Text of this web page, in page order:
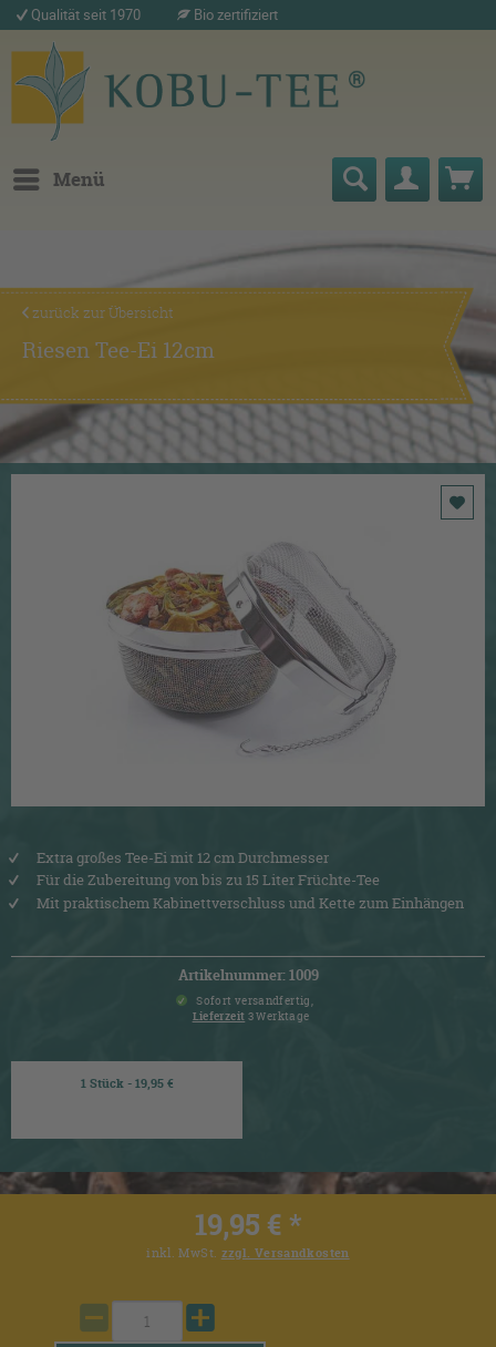
Qualität seit 1970 Bio zertifiziert
Menü
zurück zur Übersicht
Riesen Tee-Ei 12cm
Extra großes Tee-Ei mit 12 cm Durchmesser
Für die Zubereitung von bis zu 15 Liter Früchte-Tee
Mit praktischem Kabinettverschluss und Kette zum Einhängen
Artikelnummer: 1009
Sofort versandfertig,
Lieferzeit 3 Werktage
1 Stück - 19,95 €
19,95 € *
inkl. MwSt. zzgl. Versandkosten